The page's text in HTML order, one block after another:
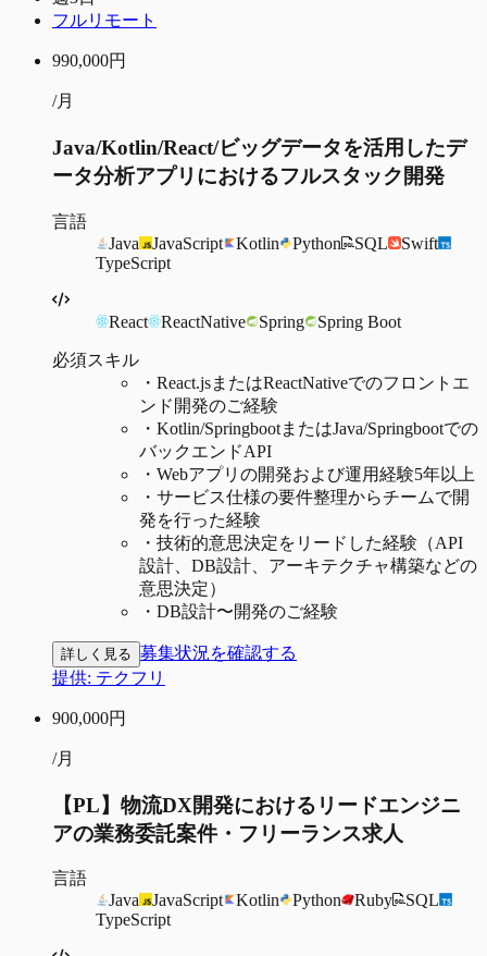
フルリモート
990,000円
/月
Java/Kotlin/React/ビッグデータを活用したデ
ータ分析アプリにおけるフルスタック開発
言語
Java
JavaScript Kotlin Python SQL
Swift
TypeScript
React ReactNative Spring Spring Boot
必須スキル
・ React.jsまたはReactNativeでのフロントエ
ンド開発のご経験
・ Kotlin/SpringbootまたはJava/Springbootでの
バックエンドAPI
・ Webアプリの開発および運用経験5年以上
・ サービス仕様の要件整理からチームで開
発を行った経験
・ 技術的意思決定をリードした経験（API
設計、DB設計、アーキテクチャ構築などの
意思決定）
・ DB設計〜開発のご経験
詳しく見る 募集状況を確認する
提供: テクフリ
900,000円
/月
【PL】物流DX開発におけるリードエンジニ
アの業務委託案件・フリーランス求人
言語
Java
JavaScript Kotlin Python Ruby
SQL
TypeScript